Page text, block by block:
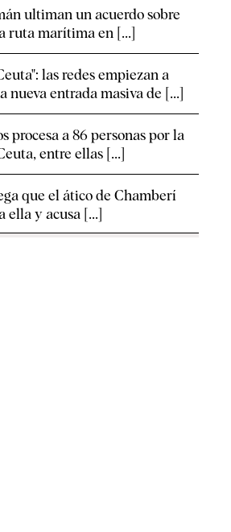
ultiman un acuerdo sobre
ruta marítima en [...]
las redes empiezan a
nueva entrada masiva de [...]
procesa a 86 personas por la
entre ellas [...]
que el ático de Chamberí
ella y acusa [...]